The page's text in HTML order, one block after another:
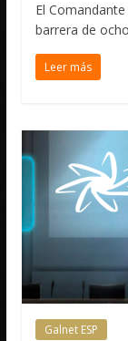
El
barrera de
Leer más
Galnet ESP